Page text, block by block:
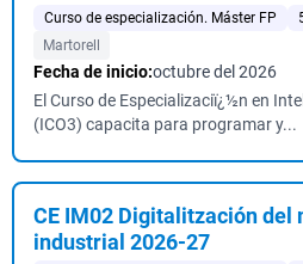
Curso de especialización. Máster FP
Martorell
Fecha de inicio:octubre del 2026
El Curso de Especializaciï¿½n en
(ICO3) capacita para programar y...
CE IM02 Digitalitzación del
industrial 2026-27